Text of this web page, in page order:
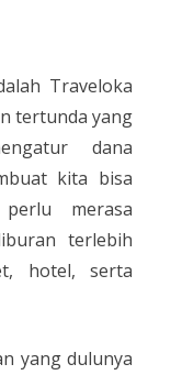
Traveloka
tertunda yang
dana
kita bisa
merasa
terlebih
hotel, serta
yang dulunya